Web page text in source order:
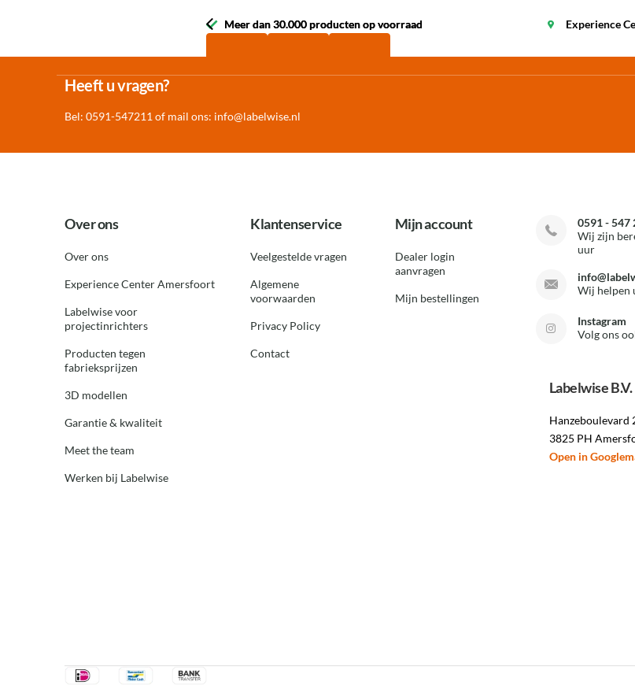
Meer dan 30.000 producten op voorraad Experience
Meer dan 30.000 producten op voorraad
Heeft u vragen?
Bel: 0591-547211 of mail ons: info@labelwise.nl
Over ons
Over ons
Experience Center Amersfoort
Labelwise voor
projectinrichters
Producten tegen
fabrieksprijzen
3D modellen
Garantie & kwaliteit
Meet the team
Werken bij Labelwise
Klantenservice
Veelgestelde vragen
Algemene
voorwaarden
Privacy Policy
Contact
Mijn account
Dealer login
aanvragen
Mijn bestellingen
0591 - 547
Wij zijn
uur
Wij helpen
Instagram
Volg ons
Labelwise B.V.
Hanzeboulevard
3825 PH
Open in